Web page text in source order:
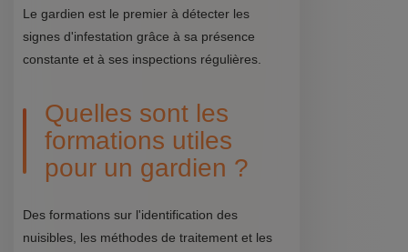
Le gardien est le premier à détecter les
signes d'infestation grâce à sa présence
constante et à ses inspections régulières.
Quelles sont les
formations utiles
pour un gardien ?
Des formations sur l'identification des
nuisibles, les méthodes de traitement et les